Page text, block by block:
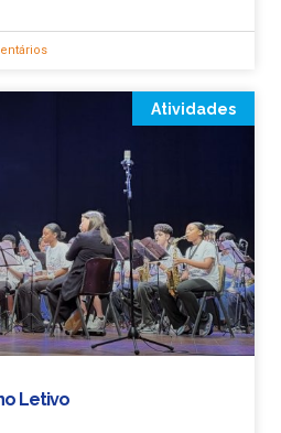
Atividades
Letivo